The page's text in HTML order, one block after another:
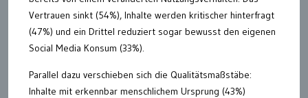
Vertrauen sinkt (54%), Inhalte werden kritischer hinterfragt
(47%) und ein Drittel reduziert sogar bewusst den eigenen
Social Media Konsum (33%).
Parallel dazu verschieben sich die Qualitätsmaßstäbe:
Inhalte mit erkennbar menschlichem Ursprung (43%)